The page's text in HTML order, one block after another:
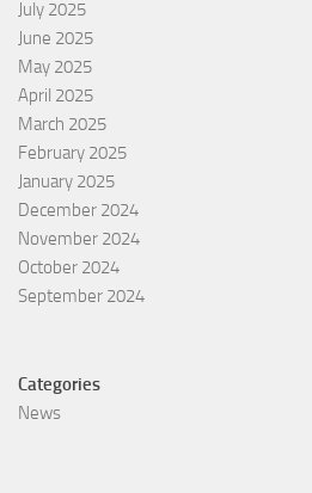
July 2025
June 2025
May 2025
April 2025
March 2025
February 2025
January 2025
December 2024
November 2024
October 2024
September 2024
Categories
News